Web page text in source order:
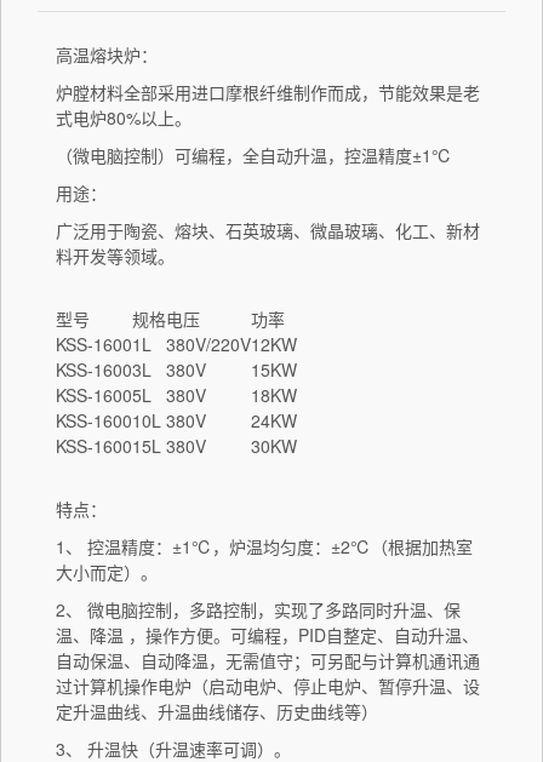
高温熔块炉：
炉膛材料全部采用进口摩根纤维制作而成，节能效果是老
式电炉80%以上。
（微电脑控制）可编程，全自动升温，控温精度±1℃
用途：
广泛用于陶瓷、熔块、石英玻璃、微晶玻璃、化工、新材
料开发等领域。
型号 规格电压
功率
KSS-16001L 380V/220V12KW
KSS-16003L 380V
15KW
KSS-16005L 380V
18KW
KSS-160010L 380V
24KW
KSS-160015L 380V 30KW
特点：
1、 控温精度：±1℃，炉温均匀度：±2℃（根据加热室
大小而定）。
2、 微电脑控制，多路控制，实现了多路同时升温、保
温、降温 ，操作方便。可编程，PID自整定、自动升温、
自动保温、自动降温，无需值守；可另配与计算机通讯通
过计算机操作电炉（启动电炉、停止电炉、暂停升温、设
定升温曲线、升温曲线储存、历史曲线等）
3、 升温快（升温速率可调）。